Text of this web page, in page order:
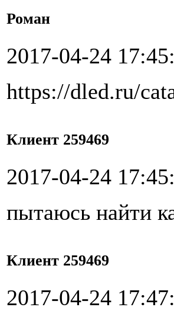
Роман
2017-04-24
https://dled.ru/
Клиент 259469
2017-04-24
пытаюсь найти
Клиент 259469
2017-04-24